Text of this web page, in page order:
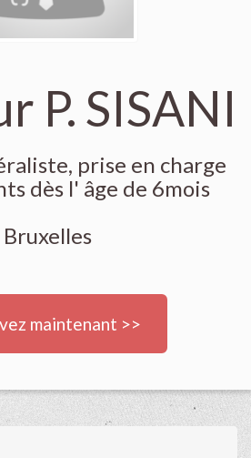
P. SISANI
prise en charge
dès l' âge de 6mois
Bruxelles
maintenant >>